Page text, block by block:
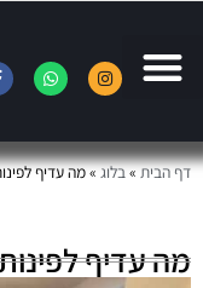
הבית»בלוג»מה עדיף לפינות
עדיף לפינות